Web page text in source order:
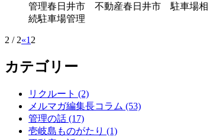
管理春日井市 不動産春日井市 駐車場相
続駐車場管理
2 / 2«1 2
カテゴリー
リクルート (2)
メルマガ編集長コラム (53)
管理の話 (17)
壱岐島ものがたり (1)